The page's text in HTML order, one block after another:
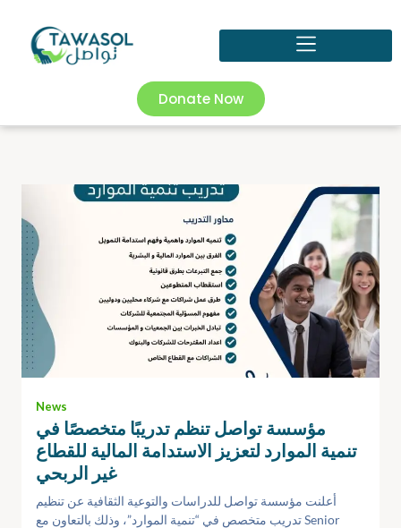
Donate Now
News
مؤسسة تواصل تنظم تدريبًا متخصصًا في
تنمية الموارد لتعزيز الاستدامة المالية للقطاع
غير الربحي
أعلنت مؤسسة تواصل للدراسات والتوعية الثقافية عن تنظيم
تدريب متخصص في “تنمية الموارد”، وذلك بالتعاون مع Senior